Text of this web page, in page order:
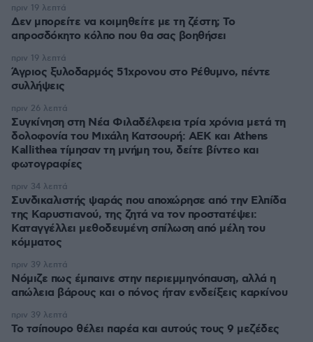
Δεν μπορείτε να κοιμηθείτε με τη ζέστη; Το
απροσδόκητο κόλπο που θα σας βοηθήσει
πριν 19 λεπτά
Άγριος ξυλοδαρμός 51χρονου στο Ρέθυμνο, πέντε
συλλήψεις
πριν 19 λεπτά
Συγκίνηση στη Νέα Φιλαδέλφεια τρία χρόνια μετά τη
δολοφονία του Μιχάλη Κατσουρή: ΑΕΚ και Athens
Kallithea τίμησαν τη μνήμη του, δείτε βίντεο και
φωτογραφίες
πριν 26 λεπτά
Συνδικαλιστής ψαράς που αποχώρησε από την Ελπίδα
της Καρυστιανού, της ζητά να τον προστατέψει:
Καταγγέλλει μεθοδευμένη σπίλωση από μέλη του
κόμματος
πριν 34 λεπτά
Νόμιζε πως έμπαινε στην περιεμμηνόπαυση, αλλά η
απώλεια βάρους και ο πόνος ήταν ενδείξεις καρκίνου
πριν 39 λεπτά
Το τσίπουρο θέλει παρέα και αυτούς τους 9 μεζέδες
πριν 39 λεπτά